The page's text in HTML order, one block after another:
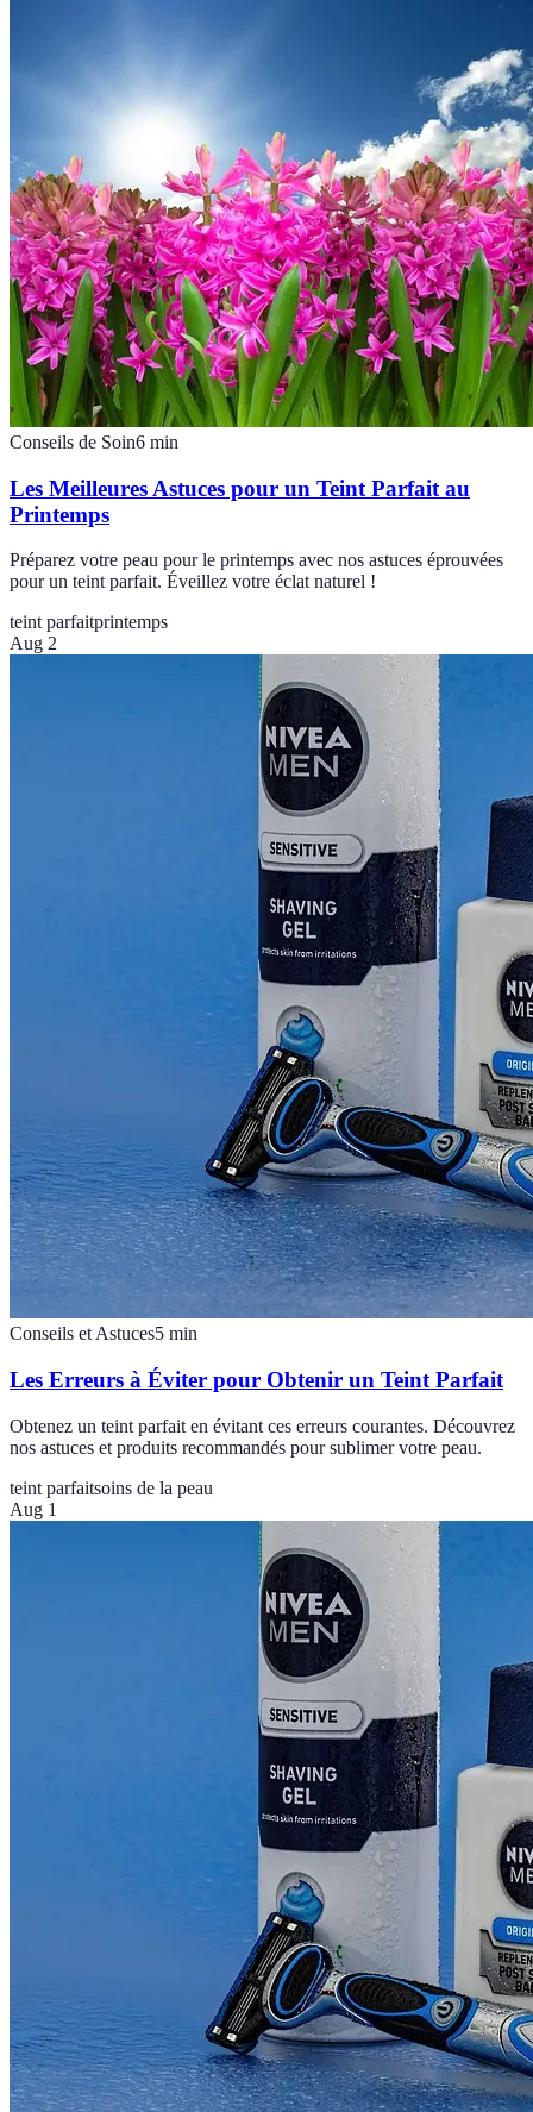
Conseils de Soin6 min
Les Meilleures Astuces pour un Teint Parfait au
Printemps
Préparez votre peau pour le printemps avec nos astuces éprouvées
pour un teint parfait. Éveillez votre éclat naturel !
teint parfaitprintemps
Aug 2
Conseils et Astuces5 min
Les Erreurs à Éviter pour Obtenir un Teint Parfait
Obtenez un teint parfait en évitant ces erreurs courantes. Découvrez
nos astuces et produits recommandés pour sublimer votre peau.
teint parfaitsoins de la peau
Aug 1